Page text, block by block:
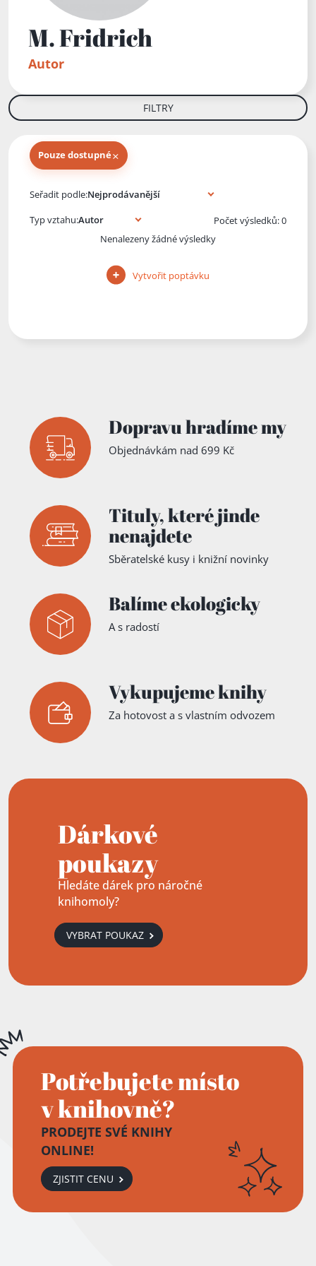
M. Fridrich
Autor
FILTRY
Pouze dostupné×
Seřadit podle:
Typ vztahu:
Počet výsledků: 0
Nenalezeny žádné výsledky
Vytvořit poptávku
Dopravu hradíme my
Objednávkám nad 699 Kč
Tituly,které jinde
nenajdete
Sběratelské kusy i knižní novinky
Balíme ekologicky
A s radostí
Vykupujeme knihy
Za hotovost a s vlastním odvozem
Dárkové
poukazy
Hledáte dárek pro náročné
knihomoly?
VYBRAT POUKAZ
Potřebujete místo
v knihovně?
PRODEJTE SVÉ KNIHY
ONLINE!
ZJISTIT CENU